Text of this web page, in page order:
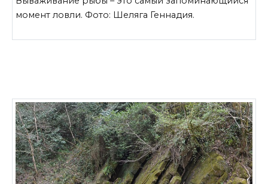
момент ловли. Фото: Шеляга Геннадия.